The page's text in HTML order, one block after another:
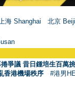
上海 Shanghai
北京
爭議 昔日鍾培生百萬
香港機場秩序 #港男